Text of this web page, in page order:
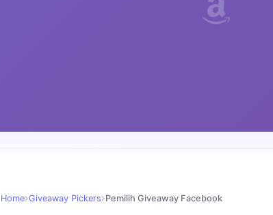
Home Giveaway Pickers Pemilih Giveaway Facebook